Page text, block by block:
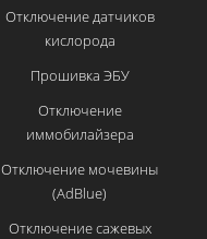
Отключение датчиков
кислорода
Прошивка ЭБУ
Отключение
иммобилайзера
Отключение мочевины
(AdBlue)
Отключение сажевых